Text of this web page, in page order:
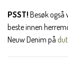
PSST! Besøk også
beste innen
Neuw Denim på